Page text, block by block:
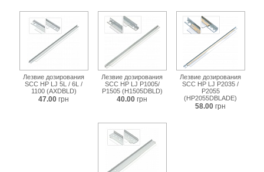
Лезвие дозирования
SCC HP LJ 5L / 6L /
1100 (AXDBLD)
47.00 грн
Лезвие дозирования
SCC HP LJ P1005/
P1505 (H1505DBLD)
40.00 грн
Лезвие дозирования
SCC HP LJ P2035 /
P2055
(HP2055DBLADE)
58.00 грн